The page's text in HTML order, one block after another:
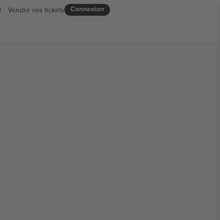
Connexion
Vendre vos tickets